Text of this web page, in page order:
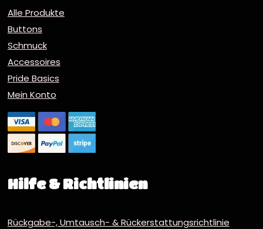
Alle Produkte
Buttons
Schmuck
Accessoires
Pride Basics
Mein Konto
Hilfe & Richtlinien
Rückgabe-, Umtausch- & Rückerstattungsrichtlinie